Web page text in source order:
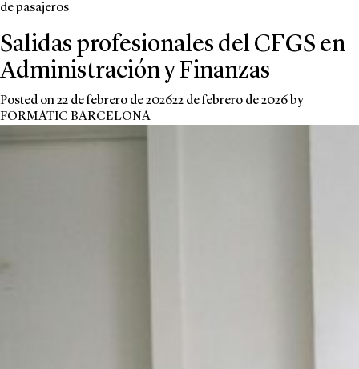
de pasajeros
Salidas profesionales del CFGS en
Administración y Finanzas
Posted on22 de febrero de 202622 de febrero de 2026 by
FORMATIC BARCELONA